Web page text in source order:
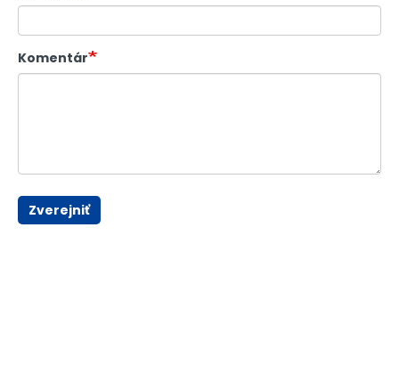
Komentár
Zverejniť